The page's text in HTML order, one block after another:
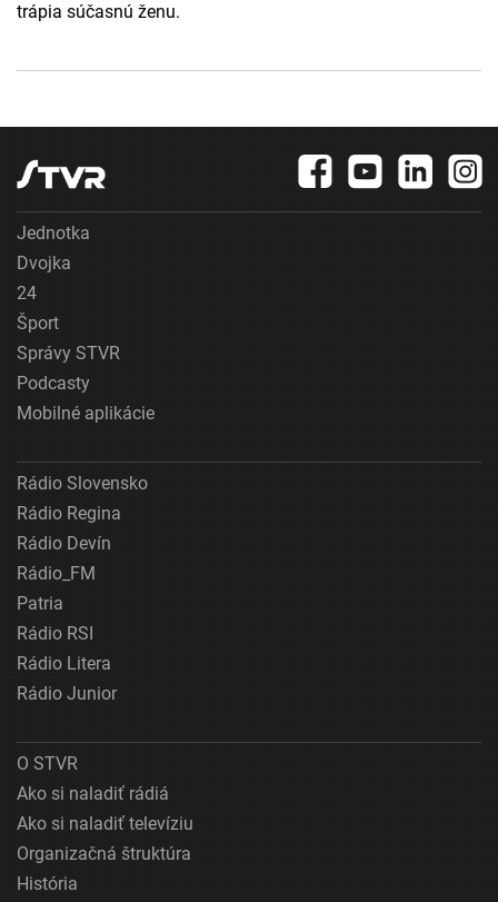
trápia súčasnú ženu.
Jednotka
Dvojka
24
Šport
Správy STVR
Podcasty
Mobilné aplikácie
Rádio Slovensko
Rádio Regina
Rádio Devín
Rádio_FM
Patria
Rádio RSI
Rádio Litera
Rádio Junior
O STVR
Ako si naladiť rádiá
Ako si naladiť televíziu
Organizačná štruktúra
História